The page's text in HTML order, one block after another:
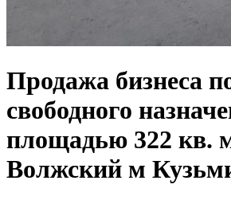
Продажа бизнеса
свободного
площадью 322 кв.
Волжский м